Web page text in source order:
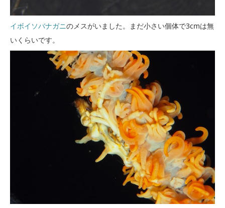
イボイソバナガニのメスがいました。まだ小さい個体で3cmは無
いくらいです。